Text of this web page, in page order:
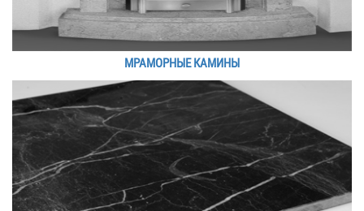
МРАМОРНЫЕ КАМИНЫ